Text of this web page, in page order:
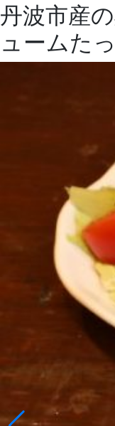
丹波市産
ュームた